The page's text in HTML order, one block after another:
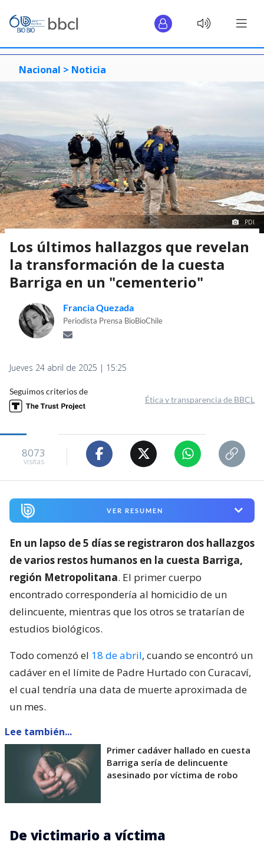
Nacional > Noticia
PDI
Los últimos hallazgos que revelan
la transformación de la cuesta
Barriga en un "cementerio"
Francia Quezada
Periodista Prensa BioBioChile
Jueves 24 abril de 2025 | 15:25
Seguimos criterios de
Ética y transparencia de BBCL
8073
visitas
VER RESUMEN
En un lapso de 5 días se registraron dos hallazgos
de varios restos humanos en la cuesta Barriga,
región Metropolitana. El primer cuerpo
encontrado correspondería al homicidio de un
delincuente, mientras que los otros se tratarían de
estudios biológicos.
Todo comenzó el 18 de abril, cuando se encontró un
cadáver en el límite de Padre Hurtado con Curacaví,
el cual tendría una data de muerte aproximada de
un mes.
Lee también...
Primer cadáver hallado en cuesta
Barriga sería de delincuente
asesinado por víctima de robo
De victimario a víctima